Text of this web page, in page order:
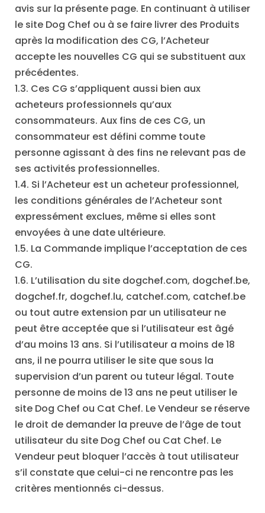
avis sur la présente page. En continuant à utiliser
le site Dog Chef ou à se faire livrer des Produits
après la modification des CG, l’Acheteur
accepte les nouvelles CG qui se substituent aux
précédentes.
1.3. Ces CG s’appliquent aussi bien aux
acheteurs professionnels qu’aux
consommateurs. Aux fins de ces CG, un
consommateur est défini comme toute
personne agissant à des fins ne relevant pas de
ses activités professionnelles.
1.4. Si l’Acheteur est un acheteur professionnel,
les conditions générales de l’Acheteur sont
expressément exclues, même si elles sont
envoyées à une date ultérieure.
1.5. La Commande implique l’acceptation de ces
CG.
1.6. L’utilisation du site dogchef.com, dogchef.be,
dogchef.fr, dogchef.lu, catchef.com, catchef.be
ou tout autre extension par un utilisateur ne
peut être acceptée que si l’utilisateur est âgé
d’au moins 13 ans. Si l’utilisateur a moins de 18
ans, il ne pourra utiliser le site que sous la
supervision d’un parent ou tuteur légal. Toute
personne de moins de 13 ans ne peut utiliser le
site Dog Chef ou Cat Chef. Le Vendeur se réserve
le droit de demander la preuve de l’âge de tout
utilisateur du site Dog Chef ou Cat Chef. Le
Vendeur peut bloquer l’accès à tout utilisateur
s’il constate que celui-ci ne rencontre pas les
critères mentionnés ci-dessus.